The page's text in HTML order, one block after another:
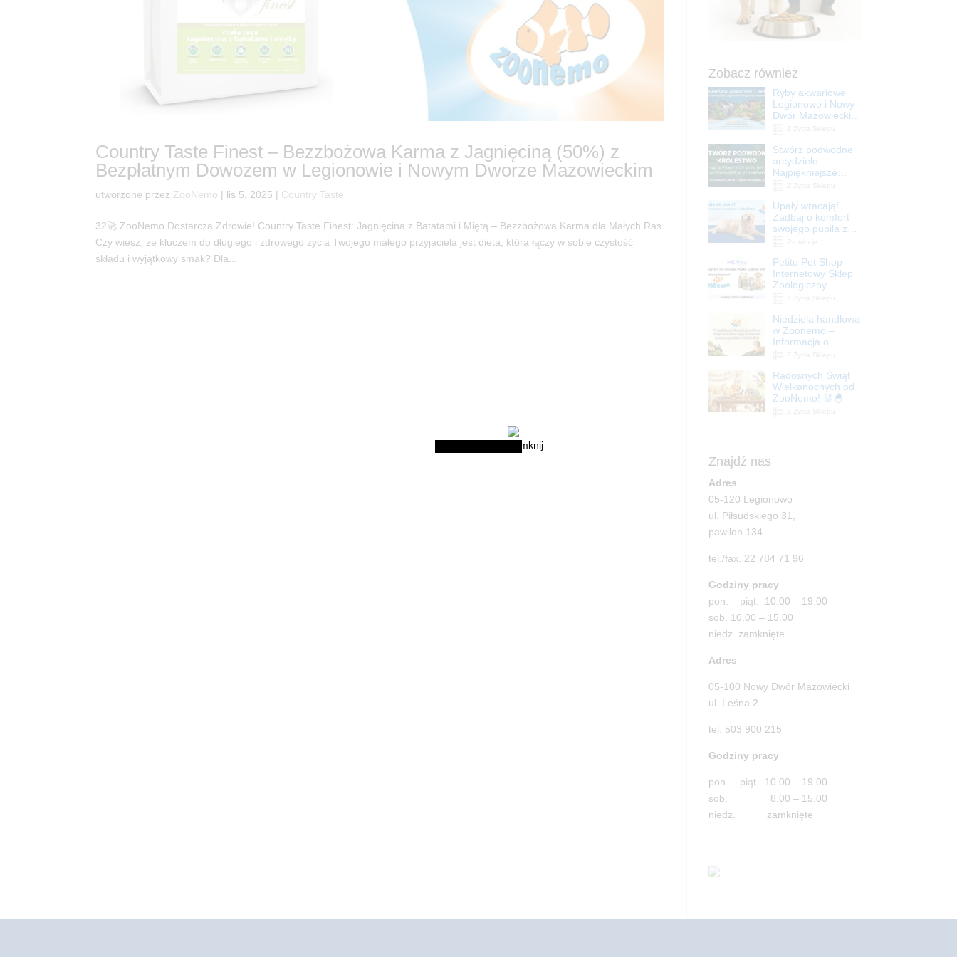
Country Taste Finest – Bezzbożowa Karma z Jagnięciną (50%) z
Bezpłatnym Dowozem w Legionowie i Nowym Dworze Mazowieckim
utworzone przez ZooNemo | lis 5, 2025 | Country Taste
32🚀 ZooNemo Dostarcza Zdrowie! Country Taste Finest: Jagnięcina z Batatami i Miętą – Bezzbożowa Karma dla Małych Ras
Czy wiesz, że kluczem do długiego i zdrowego życia Twojego małego przyjaciela jest dieta, która łączy w sobie czystość
składu i wyjątkowy smak? Dla...
Zobacz również
Ryby akwariowe
Legionowo i Nowy
Dwór Mazowiecki –
Stwórz podwodne
arcydzieło:
Najpiękniejsze
Legionowo i Nowy
Dwór Mazowiecki
Upały wracają!
Zadbaj o komfort
swojego pupila z
ZooNemo
Petito Pet Shop –
Internetowy Sklep
Zoologiczny
| ZooNemo
Niedziela handlowa
w Zoonemo –
Informacja o
Radosnych Świąt
Wielkanocnych od
ZooNemo! 🐰🐣
Znajdź nas
Adres
05-120 Legionowo
ul. Piłsudskiego 31,
pawilon 134
tel./fax. 22 784 71 96
Godziny pracy
pon. – piąt. 10.00 – 19.00
sob. 10.00 – 15.00
niedz. zamknięte
Adres
05-100 Nowy Dwór Mazowiecki
ul. Leśna 2
tel. 503 900 215
Godziny pracy
pon. – piąt. 10.00 – 19.00
sob. 8.00 – 15.00
niedz. zamknięte